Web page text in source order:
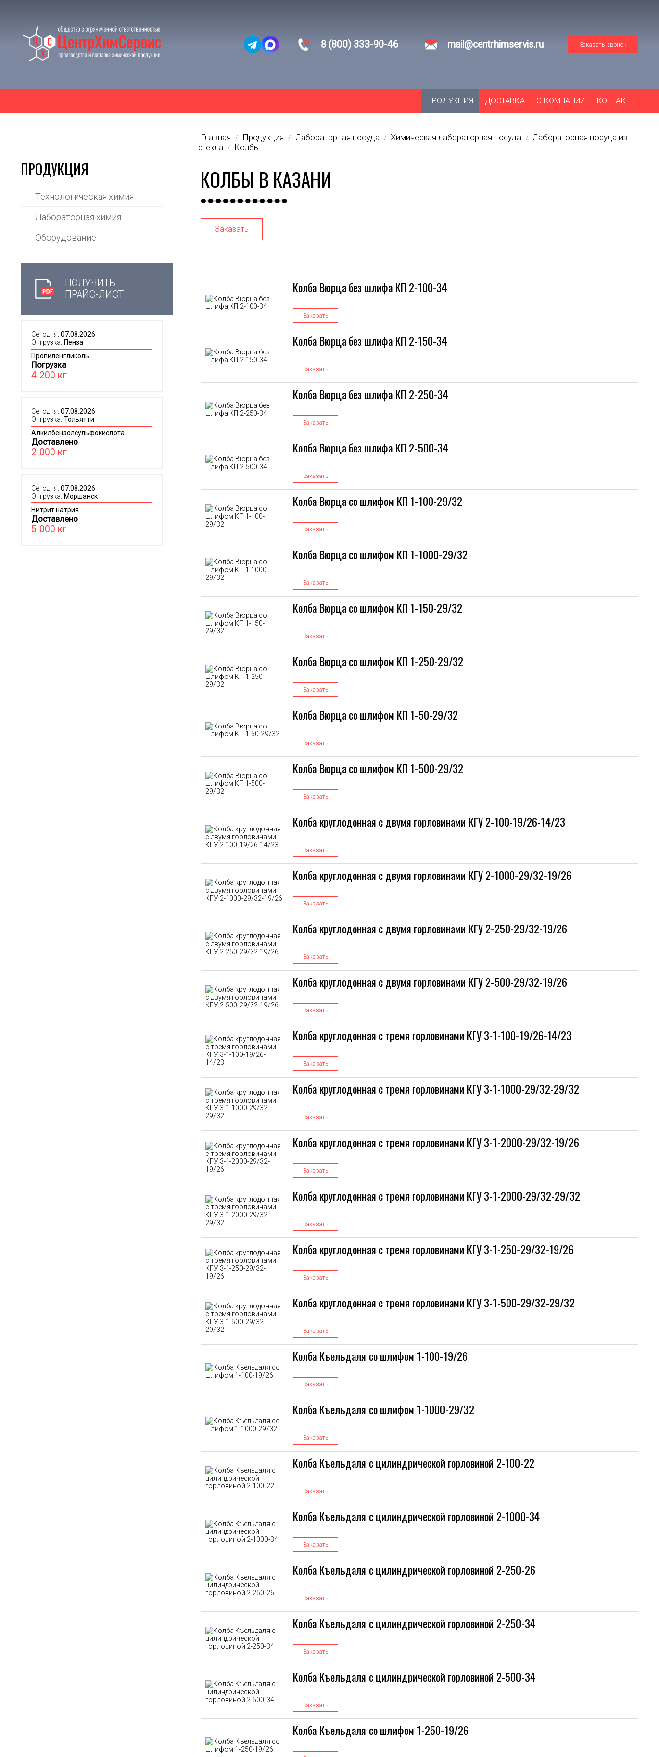
8 (800) 333-90-46 mail@centrhimservis.ru Заказать звонок
ПРОДУКЦИЯ ДОСТАВКА О КОМПАНИИ КОНТАКТЫ
ПРОДУКЦИЯ
Технологическая химия
Лабораторная химия
Оборудование
ПОЛУЧИТЬ
ПРАЙС-ЛИСТ
Сегодня: 07.08.2026
Отгрузка: Пенза
Пропиленгликоль
Погрузка
4 200 кг
Сегодня: 07.08.2026
Отгрузка: Тольятти
Алкилбензолсульфокислота
Доставлено
2 000 кг
Сегодня: 07.08.2026
Отгрузка: Моршанск
Нитрит натрия
Доставлено
5 000 кг
Главная / Продукция / Лабораторная посуда / Химическая лабораторная посуда / Лабораторная посуда из
стекла
/ Колбы
КОЛБЫ В КАЗАНИ
Заказать
Колба Вюрца без шлифа КП 2-100-34
Заказать
Колба Вюрца без шлифа КП 2-150-34
Заказать
Колба Вюрца без шлифа КП 2-250-34
Заказать
Колба Вюрца без шлифа КП 2-500-34
Заказать
Колба Вюрца со шлифом КП 1-100-29/32
Заказать
Колба Вюрца со шлифом КП 1-1000-29/32
Заказать
Колба Вюрца со шлифом КП 1-150-29/32
Заказать
Колба Вюрца со шлифом КП 1-250-29/32
Заказать
Колба Вюрца со шлифом КП 1-50-29/32
Заказать
Колба Вюрца со шлифом КП 1-500-29/32
Заказать
Колба круглодонная с двумя горловинами КГУ 2-100-19/26-14/23
Заказать
Колба круглодонная с двумя горловинами КГУ 2-1000-29/32-19/26
Заказать
Колба круглодонная с двумя горловинами КГУ 2-250-29/32-19/26
Заказать
Колба круглодонная с двумя горловинами КГУ 2-500-29/32-19/26
Заказать
Колба круглодонная с тремя горловинами КГУ 3-1-100-19/26-14/23
Заказать
Колба круглодонная с тремя горловинами КГУ 3-1-1000-29/32-29/32
Заказать
Колба круглодонная с тремя горловинами КГУ 3-1-2000-29/32-19/26
Заказать
Колба круглодонная с тремя горловинами КГУ 3-1-2000-29/32-29/32
Заказать
Колба круглодонная с тремя горловинами КГУ 3-1-250-29/32-19/26
Заказать
Колба круглодонная с тремя горловинами КГУ 3-1-500-29/32-29/32
Заказать
Колба Къельдаля со шлифом 1-100-19/26
Заказать
Колба Къельдаля со шлифом 1-1000-29/32
Заказать
Колба Къельдаля с цилиндрической горловиной 2-100-22
Заказать
Колба Къельдаля с цилиндрической горловиной 2-1000-34
Заказать
Колба Къельдаля с цилиндрической горловиной 2-250-26
Заказать
Колба Къельдаля с цилиндрической горловиной 2-250-34
Заказать
Колба Къельдаля с цилиндрической горловиной 2-500-34
Заказать
Колба Къельдаля со шлифом 1-250-19/26